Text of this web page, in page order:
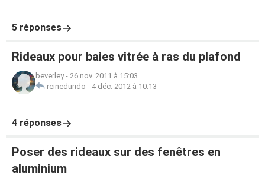
5 réponses
Rideaux pour baies vitrée à ras du plafond
beverley- 26 nov. 2011 à 15:03
reinedurido - 4 déc. 2012 à 10:13
4 réponses
Poser des rideaux sur des fenêtres en
aluminium